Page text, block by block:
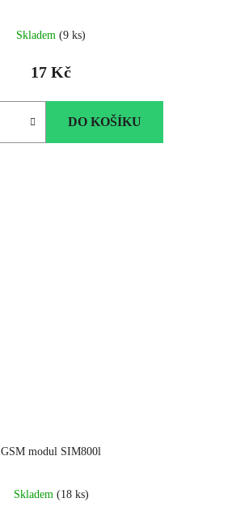
Skladem (9 ks)
17 Kč
DO KOŠÍKU
GSM modul SIM800l
hodnocení
Skladem (18 ks)